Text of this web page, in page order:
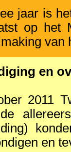
jaar is
op het
en
2011
en